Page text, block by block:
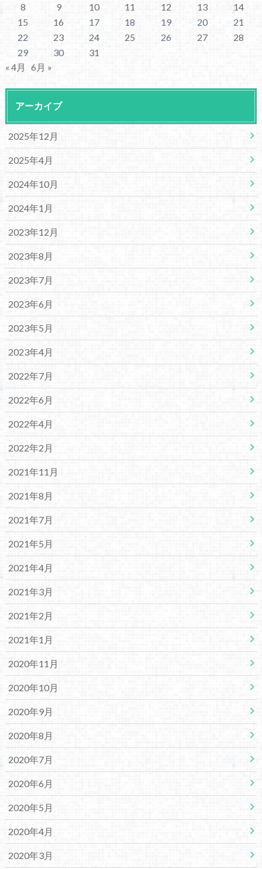
8
9 10 11 12 13
14
15
16 17 18 19 20
21
22
23 24 25 26 27
28
29
30
31
« 4月
6月 »
アーカイブ
2025年12月
2025年4月
2024年10月
2024年1月
2023年12月
2023年8月
2023年7月
2023年6月
2023年5月
2023年4月
2022年7月
2022年6月
2022年4月
2022年2月
2021年11月
2021年8月
2021年7月
2021年5月
2021年4月
2021年3月
2021年2月
2021年1月
2020年11月
2020年10月
2020年9月
2020年8月
2020年7月
2020年6月
2020年5月
2020年4月
2020年3月